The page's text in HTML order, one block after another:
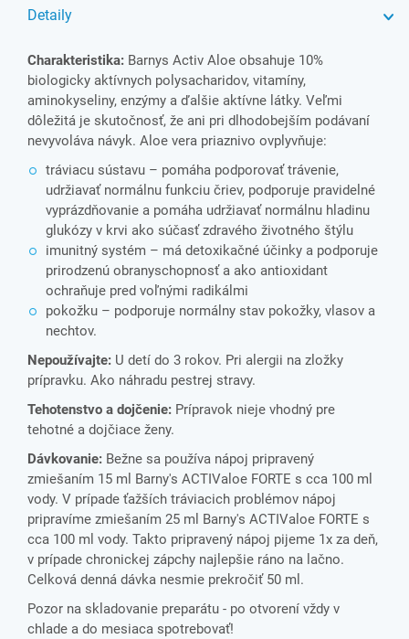
Detaily
Charakteristika: Barnys Activ Aloe obsahuje 10%
biologicky aktívnych polysacharidov, vitamíny,
aminokyseliny, enzýmy a ďalšie aktívne látky. Veľmi
dôležitá je skutočnosť, že ani pri dlhodobejším podávaní
nevyvoláva návyk. Aloe vera priaznivo ovplyvňuje:
tráviacu sústavu – pomáha podporovať trávenie,
udržiavať normálnu funkciu čriev, podporuje pravidelné
vyprázdňovanie a pomáha udržiavať normálnu hladinu
glukózy v krvi ako súčasť zdravého životného štýlu
imunitný systém – má detoxikačné účinky a podporuje
prirodzenú obranyschopnosť a ako antioxidant
ochraňuje pred voľnými radikálmi
pokožku – podporuje normálny stav pokožky, vlasov a
nechtov.
Nepoužívajte: U detí do 3 rokov. Pri alergii na zložky
prípravku. Ako náhradu pestrej stravy.
Tehotenstvo a dojčenie: Prípravok nieje vhodný pre
tehotné a dojčiace ženy.
Dávkovanie: Bežne sa používa nápoj pripravený
zmiešaním 15 ml Barny's ACTIValoe FORTE s cca 100 ml
vody. V prípade ťažších tráviacich problémov nápoj
pripravíme zmiešaním 25 ml Barny's ACTIValoe FORTE s
cca 100 ml vody. Takto pripravený nápoj pijeme 1x za deň,
v prípade chronickej zápchy najlepšie ráno na lačno.
Celková denná dávka nesmie prekročiť 50 ml.
Pozor na skladovanie preparátu - po otvorení vždy v
chlade a do mesiaca spotrebovať!